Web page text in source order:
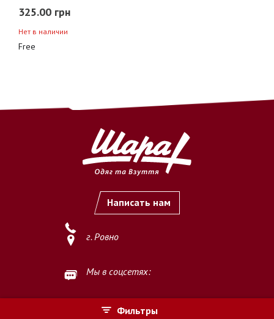
Фильтры
325.00 грн
Нет в наличии
Free
Написать нам
г. Ровно
Мы в соцсетях:
This site is protected by reCAPTCHA and the GooglePrivacy Policy